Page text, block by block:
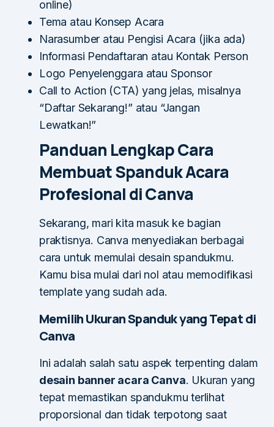
online)
Tema atau Konsep Acara
Narasumber atau Pengisi Acara (jika ada)
Informasi Pendaftaran atau Kontak Person
Logo Penyelenggara atau Sponsor
Call to Action (CTA) yang jelas, misalnya
“Daftar Sekarang!” atau “Jangan
Lewatkan!”
Panduan Lengkap Cara
Membuat Spanduk Acara
Profesional di Canva
Sekarang, mari kita masuk ke bagian
praktisnya. Canva menyediakan berbagai
cara untuk memulai desain spandukmu.
Kamu bisa mulai dari nol atau memodifikasi
template yang sudah ada.
Memilih Ukuran Spanduk yang Tepat di
Canva
Ini adalah salah satu aspek terpenting dalam
desain banner acara Canva. Ukuran yang
tepat memastikan spandukmu terlihat
proporsional dan tidak terpotong saat